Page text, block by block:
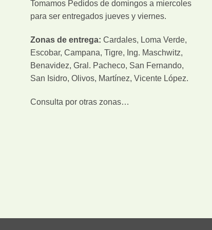
Tomamos Pedidos de domingos a miercoles
para ser entregados jueves y viernes.
Zonas de entrega: Cardales, Loma Verde,
Escobar, Campana, Tigre, Ing. Maschwitz,
Benavidez, Gral. Pacheco, San Fernando,
San Isidro, Olivos, Martínez, Vicente López.
Consulta por otras zonas…